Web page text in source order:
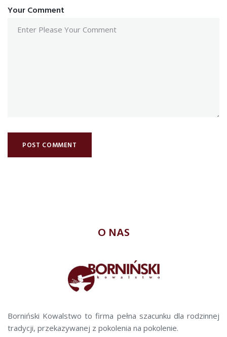
Your Comment
O NAS
Borniński Kowalstwo to firma pełna szacunku dla rodzinnej
tradycji, przekazywanej z pokolenia na pokolenie.